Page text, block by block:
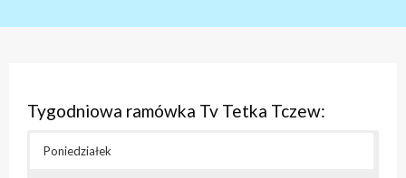
Tygodniowa ramówka Tv Tetka Tczew:
Poniedziałek